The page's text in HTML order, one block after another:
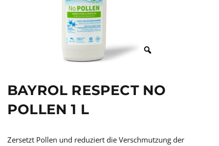
BAYROL RESPECT NO
POLLEN 1 L
Zersetzt Pollen und reduziert die Verschmutzung der